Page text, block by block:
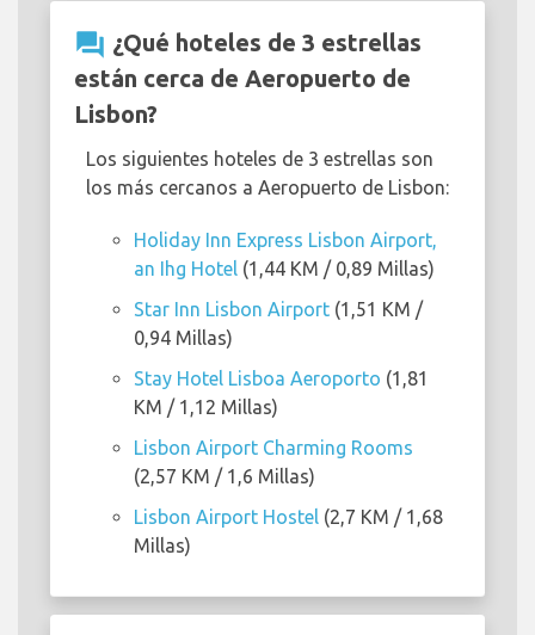
question_answer ¿Qué hoteles de 3 estrellas
están cerca de Aeropuerto de
Lisbon?
Los siguientes hoteles de 3 estrellas son
los más cercanos a Aeropuerto de Lisbon:
Holiday Inn Express Lisbon Airport,
an Ihg Hotel (1,44 KM / 0,89 Millas)
Star Inn Lisbon Airport (1,51 KM /
0,94 Millas)
Stay Hotel Lisboa Aeroporto (1,81
KM / 1,12 Millas)
Lisbon Airport Charming Rooms
(2,57 KM / 1,6 Millas)
Lisbon Airport Hostel (2,7 KM / 1,68
Millas)